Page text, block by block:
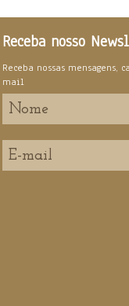
Receba nosso
Receba nossas mensagens,
mail